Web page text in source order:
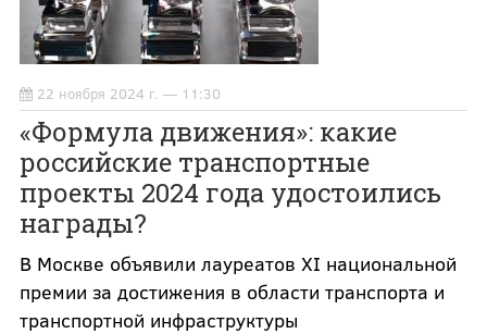
22 ноября 2024 г. — 11:30
«Формула движения»: какие
российские транспортные
проекты 2024 года удостоились
награды?
В Москве объявили лауреатов XI национальной
премии за достижения в области транспорта и
транспортной инфраструктуры